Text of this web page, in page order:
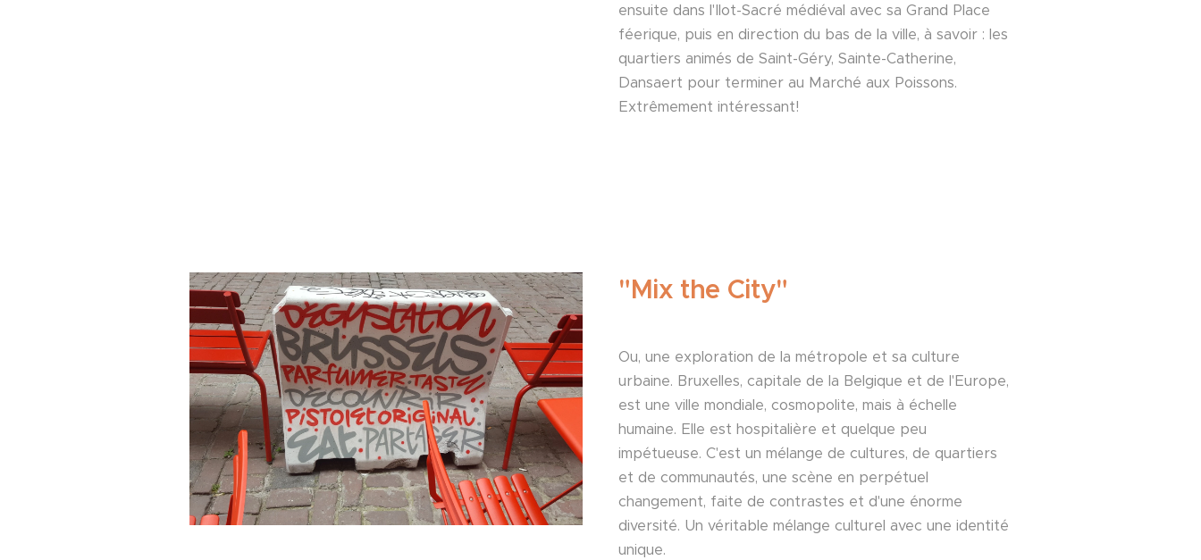
ensuite dans l'Ilot-Sacré médiéval avec sa Grand Place
féerique, puis en direction du bas de la ville, à savoir : les
quartiers animés de Saint-Géry, Sainte-Catherine,
Dansaert pour terminer au Marché aux Poissons.
Extrêmement intéressant!
"Mix the City"
Ou, une exploration de la métropole et sa culture
urbaine. Bruxelles, capitale de la Belgique et de l'Europe,
est une ville mondiale, cosmopolite, mais à échelle
humaine. Elle est hospitalière et quelque peu
impétueuse. C'est un mélange de cultures, de quartiers
et de communautés, une scène en perpétuel
changement, faite de contrastes et d'une énorme
diversité. Un véritable mélange culturel avec une identité
unique.